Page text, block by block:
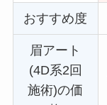
おすすめ度
眉アート
(4D系2回
施術)の価